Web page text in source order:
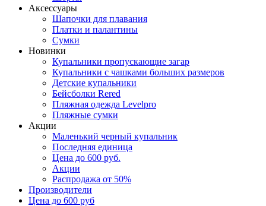
Аксессуары
Шапочки для плавания
Платки и палантины
Сумки
Новинки
Купальники пропускающие загар
Купальники с чашками больших размеров
Детские купальники
Бейсболки Rered
Пляжная одежда Levelpro
Пляжные сумки
Акции
Маленький черный купальник
Последняя единица
Цена до 600 руб.
Акции
Распродажа от 50%
Производители
Цена до 600 руб